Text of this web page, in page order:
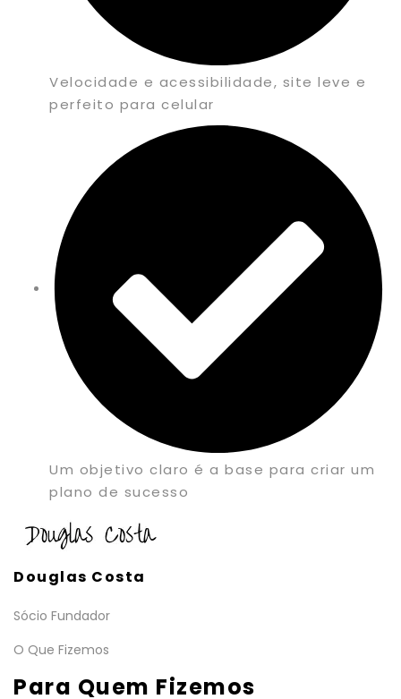
Velocidade e acessibilidade, site leve e
perfeito para celular
Um objetivo claro é a base para criar um
plano de sucesso
Douglas Costa
Sócio Fundador
O Que Fizemos
Para Quem Fizemos